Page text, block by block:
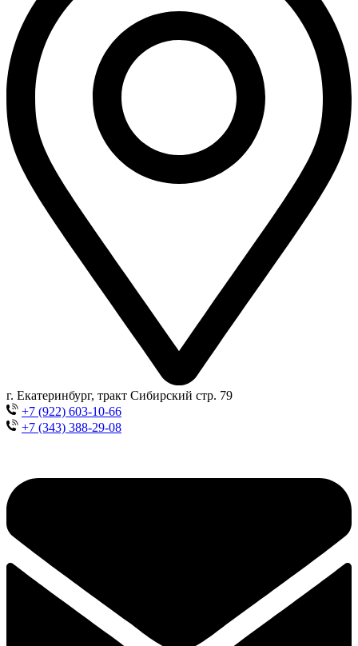
г. Екатеринбург, тракт Сибирский стр. 79
+7 (922) 603-10-66
+7 (343) 388-29-08